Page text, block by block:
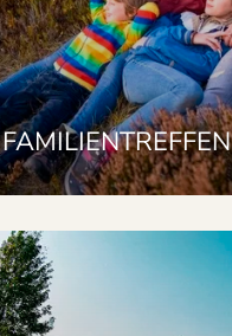
FAMILIENTREFFEN